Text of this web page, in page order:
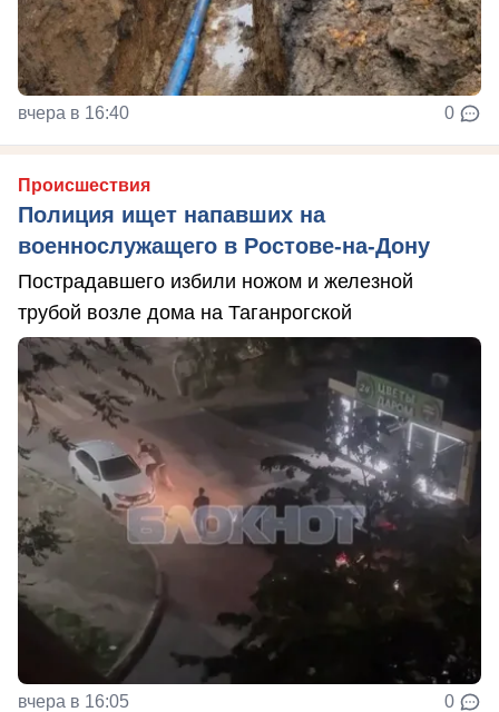
вчера в 16:40 0
Происшествия
Полиция ищет напавших на
военнослужащего в Ростове-на-Дону
Пострадавшего избили ножом и железной
трубой возле дома на Таганрогской
вчера в 16:05 0